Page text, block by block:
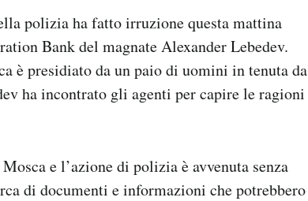
polizia ha fatto irruzione questa mattina
Bank del magnate Alexander Lebedev.
è presidiato da un paio di uomini in tenuta da
ha incontrato gli agenti per capire le ragioni
e l’azione di polizia è avvenuta senza
di documenti e informazioni che potrebbero